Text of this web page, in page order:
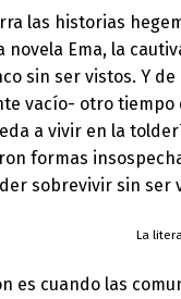
las historias
Ema, la
sin ser vistos. Y
vacío- otro tiempo
a vivir en la
formas
sobrevivir sin ser
La
es cuando las